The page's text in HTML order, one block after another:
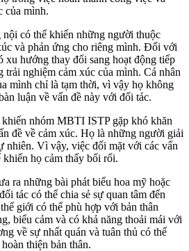
của mình.
có thể khiến những người thuộc
và phản ứng cho riêng mình. Đối với
xu hướng thay đổi sang hoạt động tiếp
trải nghiệm cảm xúc của mình. Cá nhân
mình chỉ là tạm thời, vì vậy họ không
luận về vấn đề này với đối tác.
nhóm MBTI ISTP gặp khó khăn
đề về cảm xúc. Họ là những người giải
nhiên. Vì vậy, việc đối mặt với các vấn
khiến họ cảm thấy bối rối.
ra những bài phát biểu hoa mỹ hoặc
tác có thể chia sẻ sự quan tâm đến
giới có thể phù hợp với bản thân
biểu cảm và có khả năng thoải mái với
về sự nhất quán và tuân thủ có thể
thiện bản thân.